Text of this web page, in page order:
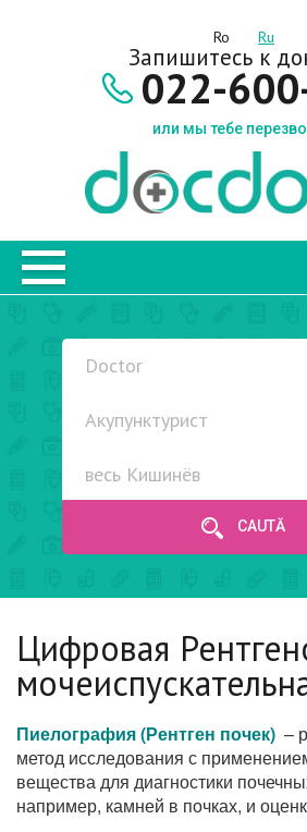
Ro Ru
Запишитесь к
022-
или мы тебе
CAUTĂ
Цифровая
Пиелография (Рентген почек) –
метод исследования с
вещества для диагностики
например, камней в почках, и